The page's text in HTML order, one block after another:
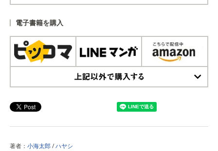
電子書籍を購入
著者： 小海太郎/ハヤシ